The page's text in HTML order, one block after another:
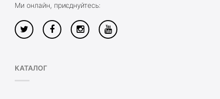
Ми онлайн, приєднуйтесь:
КАТАЛОГ